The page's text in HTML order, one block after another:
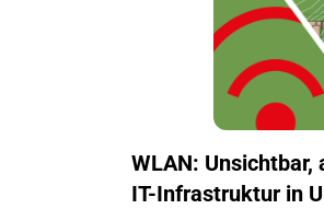
WLAN:
IT-Infrastruktur in